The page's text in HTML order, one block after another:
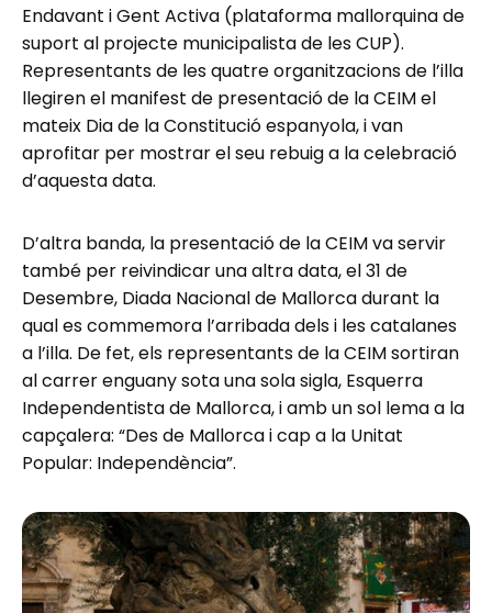
Endavant i Gent Activa (plataforma mallorquina de
suport al projecte municipalista de les CUP).
Representants de les quatre organitzacions de l’illa
llegiren el manifest de presentació de la CEIM el
mateix Dia de la Constitució espanyola, i van
aprofitar per mostrar el seu rebuig a la celebració
d’aquesta data.
D’altra banda, la presentació de la CEIM va servir
també per reivindicar una altra data, el 31 de
Desembre, Diada Nacional de Mallorca durant la
qual es commemora l’arribada dels i les catalanes
a l’illa. De fet, els representants de la CEIM sortiran
al carrer enguany sota una sola sigla, Esquerra
Independentista de Mallorca, i amb un sol lema a la
capçalera: “Des de Mallorca i cap a la Unitat
Popular: Independència”.